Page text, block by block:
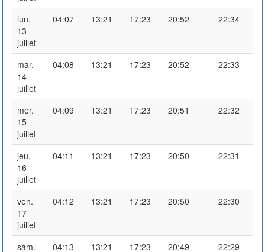
lun.
13
juillet
04:07 13:21 17:23 20:52 22:34
mar.
14
juillet
04:08 13:21 17:23 20:52 22:33
mer.
15
juillet
04:09 13:21 17:23 20:51 22:32
jeu.
16
juillet
04:11 13:21 17:23 20:50 22:31
ven.
17
juillet
04:12 13:21 17:23 20:50 22:30
sam.
04:13 13:21 17:23 20:49 22:29